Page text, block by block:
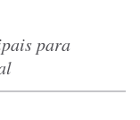
para